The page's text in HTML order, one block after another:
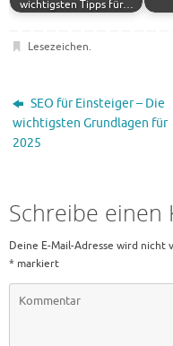
wichtigsten Tipps für…
Lesezeichen.
SEO für Einsteiger – Die
wichtigsten Grundlagen für
2025
Schreibe einen
Deine E-Mail-Adresse wird
* markiert